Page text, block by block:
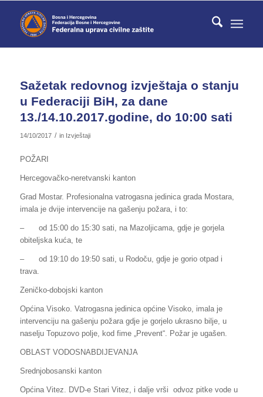
Sažetak redovnog izvještaja o stanju
u Federaciji BiH, za dane
13./14.10.2017.godine, do 10:00 sati
14/10/2017 / in Izvještaji
POŽARI
Hercegovačko-neretvanski kanton
Grad Mostar. Profesionalna vatrogasna jedinica grada Mostara,
imala je dvije intervencije na gašenju požara, i to:
–
od 15:00 do 15:30 sati, na Mazoljicama, gdje je gorjela
obiteljska kuća, te
–
od 19:10 do 19:50 sati, u Rodoču, gdje je gorio otpad i
trava.
Zeničko-dobojski kanton
Općina Visoko. Vatrogasna jedinica općine Visoko, imala je
intervenciju na gašenju požara gdje je gorjelo ukrasno bilje, u
naselju Topuzovo polje, kod fime „Prevent“. Požar je ugašen.
OBLAST VODOSNABDIJEVANJA
Srednjobosanski kanton
Općina Vitez. DVD-e Stari Vitez, i dalje vrši odvoz pitke vode u